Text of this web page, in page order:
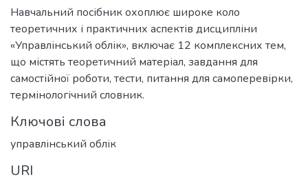
Навчальний посібник охоплює широке коло
теоретичних і практичних аспектів дисципліни
«Управлінський облік», включає 12 комплексних тем,
що містять теоретичний матеріал, завдання для
самостійної роботи, тести, питання для самоперевірки,
термінологічний словник.
Ключові слова
управлінський облік
URI